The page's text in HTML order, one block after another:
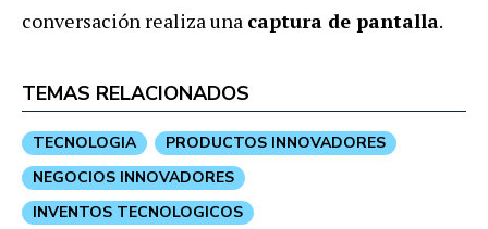
conversación realiza una captura de pantalla.
TEMAS RELACIONADOS
TECNOLOGIA
PRODUCTOS INNOVADORES
NEGOCIOS INNOVADORES
INVENTOS TECNOLOGICOS